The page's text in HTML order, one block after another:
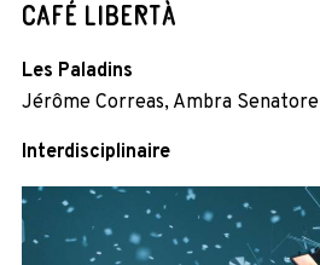
CAFÉ LIBERTÀ
Les Paladins
Jérôme Correas, Ambra Senatore
Interdisciplinaire